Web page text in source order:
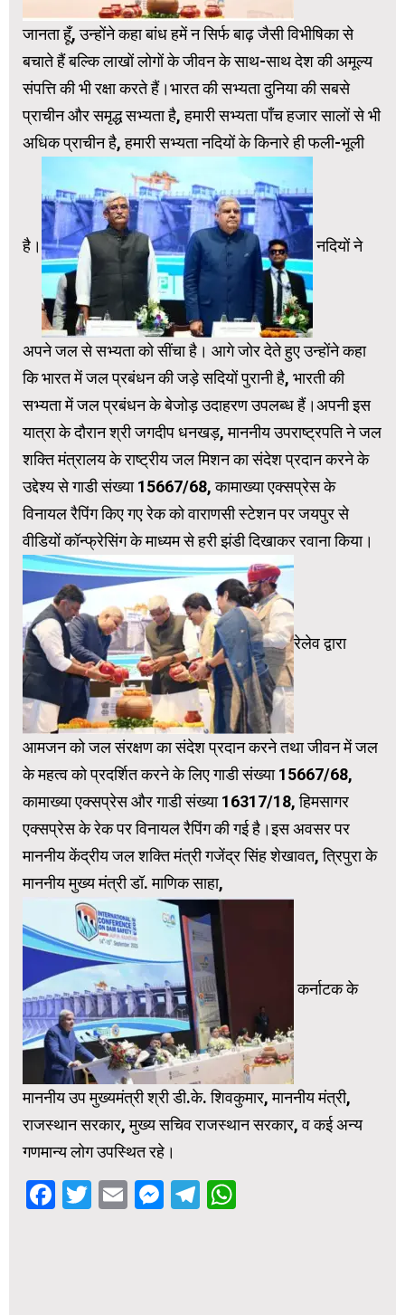
जानता हूँ, उन्होंने कहा बांध हमें न सिर्फ बाढ़ जैसी विभीषिका से
बचाते हैं बल्कि लाखों लोगों के जीवन के साथ-साथ देश की अमूल्य
संपत्ति की भी रक्षा करते हैं।भारत की सभ्यता दुनिया की सबसे
प्राचीन और समृद्ध सभ्यता है, हमारी सभ्यता पाँच हजार सालों से भी
अधिक प्राचीन है, हमारी सभ्यता नदियों के किनारे ही फली-भूली
है। नदियों ने
अपने जल से सभ्यता को सींचा है। आगे जोर देते हुए उन्होंने कहा
कि भारत में जल प्रबंधन की जड़े सदियों पुरानी है, भारती की
सभ्यता में जल प्रबंधन के बेजोड़ उदाहरण उपलब्ध हैं।अपनी इस
यात्रा के दौरान श्री जगदीप धनखड़, माननीय उपराष्ट्रपति ने जल
शक्ति मंत्रालय के राष्ट्रीय जल मिशन का संदेश प्रदान करने के
उद्देश्य से गाडी संख्या 15667/68, कामाख्या एक्सप्रेस के
विनायल रैपिंग किए गए रेक को वाराणसी स्टेशन पर जयपुर से
वीडियों कॉन्फ्रेसिंग के माध्यम से हरी झंडी दिखाकर रवाना किया।
रेलेव द्वारा
आमजन को जल संरक्षण का संदेश प्रदान करने तथा जीवन में जल
के महत्व को प्रदर्शित करने के लिए गाडी संख्या 15667/68,
कामाख्या एक्सप्रेस और गाडी संख्या 16317/18, हिमसागर
एक्सप्रेस के रेक पर विनायल रैपिंग की गई है।इस अवसर पर
माननीय केंद्रीय जल शक्ति मंत्री गजेंद्र सिंह शेखावत, त्रिपुरा के
माननीय मुख्य मंत्री डॉ. माणिक साहा,
कर्नाटक के
माननीय उप मुख्यमंत्री श्री डी.के. शिवकुमार, माननीय मंत्री,
राजस्थान सरकार, मुख्य सचिव राजस्थान सरकार, व कई अन्य
गणमान्य लोग उपस्थित रहे।
Facebook
Twitter
EmailMessenger
Telegram